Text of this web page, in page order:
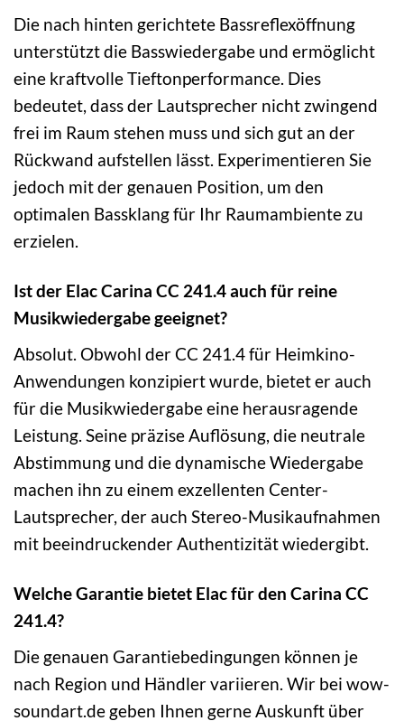
Die nach hinten gerichtete Bassreflexöffnung
unterstützt die Basswiedergabe und ermöglicht
eine kraftvolle Tieftonperformance. Dies
bedeutet, dass der Lautsprecher nicht zwingend
frei im Raum stehen muss und sich gut an der
Rückwand aufstellen lässt. Experimentieren Sie
jedoch mit der genauen Position, um den
optimalen Bassklang für Ihr Raumambiente zu
erzielen.
Ist der Elac Carina CC 241.4 auch für reine
Musikwiedergabe geeignet?
Absolut. Obwohl der CC 241.4 für Heimkino-
Anwendungen konzipiert wurde, bietet er auch
für die Musikwiedergabe eine herausragende
Leistung. Seine präzise Auflösung, die neutrale
Abstimmung und die dynamische Wiedergabe
machen ihn zu einem exzellenten Center-
Lautsprecher, der auch Stereo-Musikaufnahmen
mit beeindruckender Authentizität wiedergibt.
Welche Garantie bietet Elac für den Carina CC
241.4?
Die genauen Garantiebedingungen können je
nach Region und Händler variieren. Wir bei wow-
soundart.de geben Ihnen gerne Auskunft über